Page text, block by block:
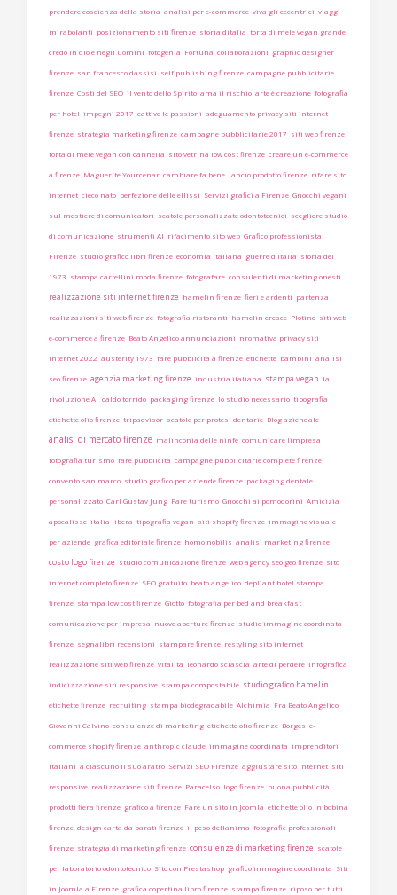
prendere coscienza della storia analisi per e-commerce viva gli eccentrici viaggi
mirabolanti posizionamento siti firenze storia ditalia torta di mele vegan grande
credo in dio e negli uomini fotogenia Fortuna collaborazioni graphic designer
firenze san francesco dassisi self publishing firenze campagne pubblicitarie
firenze Costi del SEO il vento dello Spirito ama il rischio arte è creazione fotografia
per hotel impegni 2017 cattive le passioni adeguamento privacy siti internet
firenze strategia marketing firenze campagne pubblicitarie 2017 siti web firenze
torta di mele vegan con cannella sito vetrina low cost firenze creare un e-commerce
a firenze Maguerite Yourcenar cambiare fa bene lancio prodotto firenze rifare sito
internet cieco nato perfezione delle ellissi Servizi grafici a Firenze Gnocchi vegani
sul mestiere di comunicatori scatole personalizzate odontotecnici scegliere studio
di comunicazione strumenti AI rifacimento sito web Grafico professionista
Firenze studio grafico libri firenze economia italiana guerre d italia storia del
1973 stampa cartellini moda firenze fotografare consulenti di marketing onesti
realizzazione siti internet firenze hamelin firenze fieri e ardenti partenza
realizzazioni siti web firenze fotografia ristoranti hamelin cresce Plotino siti web
e-commerce a firenze Beato Angelico annunciazioni nromativa privacy siti
internet 2022 austerity 1973 fare pubblicità a firenze etichette bambini analisi
seo firenze agenzia marketing firenze industria italiana stampa vegan la
rivoluzione AI caldo torrido packaging firenze lo studio necessario tipografia
etichette olio firenze tripadvisor scatole per protesi dentarie Blog aziendale
analisi di mercato firenze malinconia delle ninfe comunicare limpresa
fotografia turismo fare pubblicità campagne pubblicitarie complete firenze
convento san marco studio grafico per aziende firenze packaging dentale
personalizzato Carl Gustav Jung Fare turismo Gnocchi ai pomodorini Amicizia
apocalisse italia libera tipografia vegan siti shopify firenze immagine visuale
per aziende grafica editoriale firenze homo nobilis analisi marketing firenze
costo logo firenze studio comunicazione firenze web agency seo geo firenze sito
internet completo firenze SEO gratuito beato angelico depliant hotel stampa
firenze stampa low cost firenze Giotto fotografia per bed and breakfast
comunicazione per impresa nuove aperture firenze studio immagine coordinata
firenze segnalibri recensioni stampare firenze restyling sito internet
realizzazione siti web firenze vitalità leonardo sciascia arte di perdere infografica
indicizzazione siti responsive stampa compostabile studio grafico hamelin
etichette firenze recruiting stampa biodegradabile Alchimia Fra Beato Angelico
Giovanni Calvino consulenze di marketing etichette olio firenze Borges e-
commerce shopify firenze anthropic claude immagine coordinata imprenditori
italiani a ciascuno il suo aratro Servizi SEO Firenze aggiustare sito internet siti
responsive realizzazione siti firenze Paracelso logo firenze buona pubblicità
prodotti fiera firenze grafico a firenze Fare un sito in Joomla etichette olio in bobina
firenze design carta da parati firenze il peso dellanima fotografie professionali
firenze strategia di marketing firenze consulenze di marketing firenze scatole
per laboratorio odontotecnico Sito con Prestashop grafico immagine coordinata Siti
in Joomla a Firenze grafica copertina libro firenze stampa firenze riposo per tutti